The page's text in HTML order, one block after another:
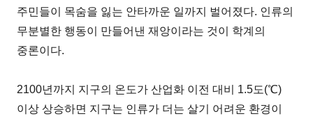
주민들이 목숨을 잃는 안타까운 일까지 벌어졌다. 인류의
무분별한 행동이 만들어낸 재앙이라는 것이 학계의
중론이다.
2100년까지 지구의 온도가 산업화 이전 대비 1.5도(℃)
이상 상승하면 지구는 인류가 더는 살기 어려운 환경이